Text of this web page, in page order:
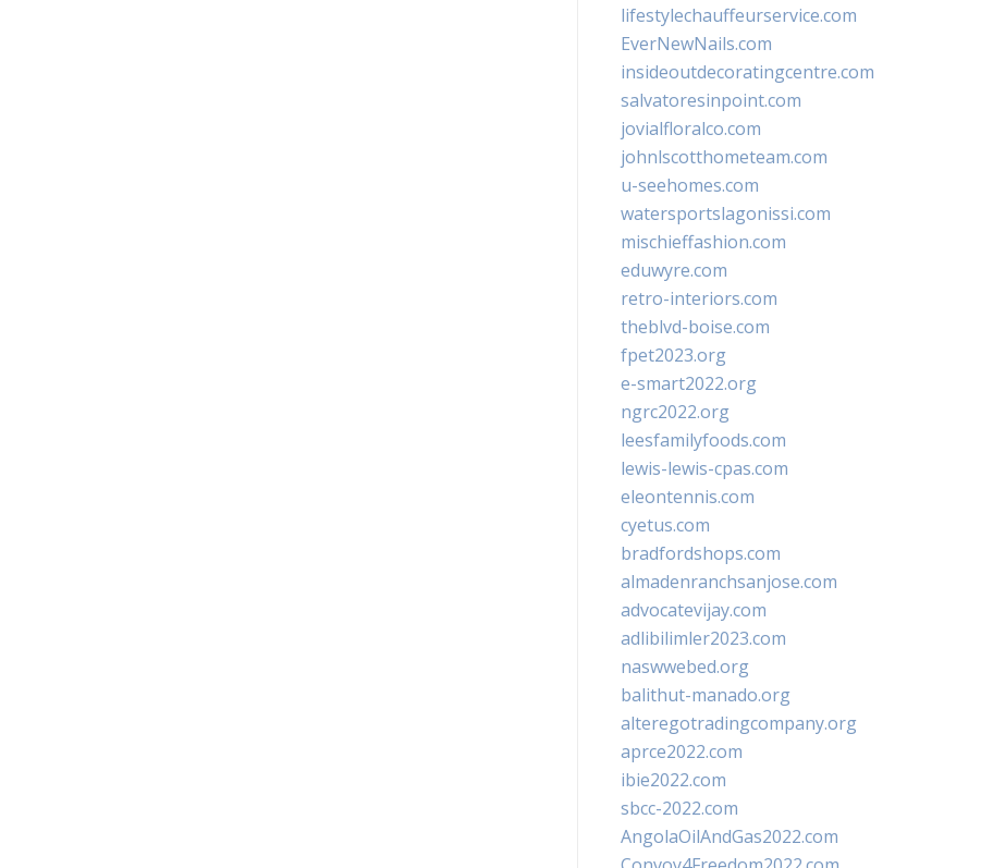
lifestylechauffeurservice.com
EverNewNails.com
insideoutdecoratingcentre.com
salvatoresinpoint.com
jovialfloralco.com
johnlscotthometeam.com
u-seehomes.com
watersportslagonissi.com
mischieffashion.com
eduwyre.com
retro-interiors.com
theblvd-boise.com
fpet2023.org
e-smart2022.org
ngrc2022.org
leesfamilyfoods.com
lewis-lewis-cpas.com
eleontennis.com
cyetus.com
bradfordshops.com
almadenranchsanjose.com
advocatevijay.com
adlibilimler2023.com
naswwebed.org
balithut-manado.org
alteregotradingcompany.org
aprce2022.com
ibie2022.com
sbcc-2022.com
AngolaOilAndGas2022.com